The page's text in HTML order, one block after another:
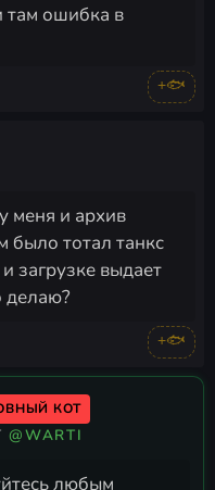
там ошибка в
+🐟
меня и архив
было тотал танкс
загрузке выдает
делаю?
+🐟
КОТ
@WARTI
любым